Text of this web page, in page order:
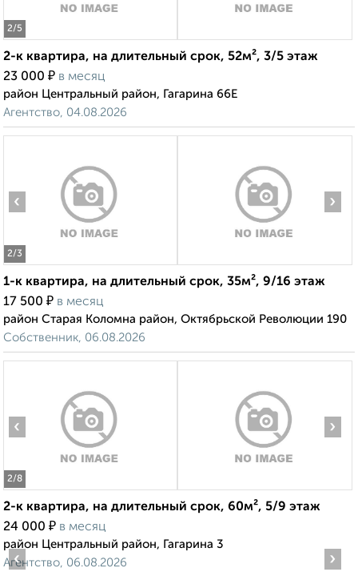
2/5
2-к квартира, на длительный срок, 52м², 3/5 этаж
23 000 ₽ в месяц
район Центральный район, Гагарина 66Е
Агентство, 04.08.2026
2/3
‹ ›
1-к квартира, на длительный срок, 35м², 9/16 этаж
17 500 ₽ в месяц
район Старая Коломна район, Октябрьской Революции 190
Собственник, 06.08.2026
2/8
‹ ›
2-к квартира, на длительный срок, 60м², 5/9 этаж
24 000 ₽ в месяц
район Центральный район, Гагарина 3
Агентство, 06.08.2026
‹ ›